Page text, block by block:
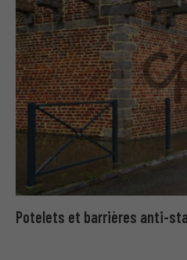
Potelets et barrières anti-